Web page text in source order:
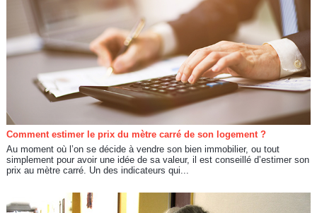
Comment estimer le prix du mètre carré de son logement ?
Au moment où l’on se décide à vendre son bien immobilier, ou tout
simplement pour avoir une idée de sa valeur, il est conseillé d’estimer son
prix au mètre carré. Un des indicateurs qui...